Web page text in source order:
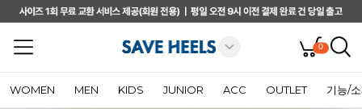
0
WOMEN MEN KIDS JUNIOR ACC OUTLET 기능/